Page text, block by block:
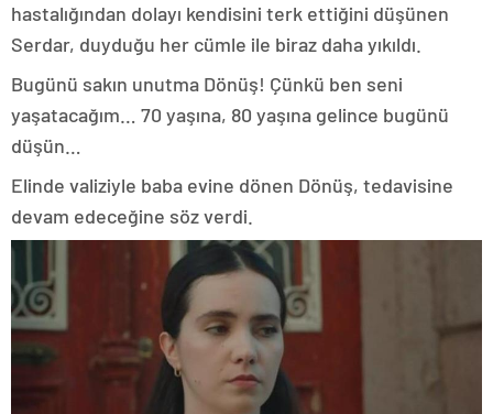
hastalığından dolayı kendisini terk ettiğini düşünen
Serdar, duyduğu her cümle ile biraz daha yıkıldı.
Bugünü sakın unutma Dönüş! Çünkü ben seni
yaşatacağım… 70 yaşına, 80 yaşına gelince bugünü
düşün…
Elinde valiziyle baba evine dönen Dönüş, tedavisine
devam edeceğine söz verdi.